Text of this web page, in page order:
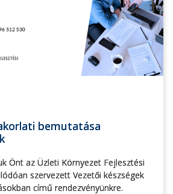
bemutatása
Önt az Üzleti Környezet Fejlesztési
szervezett Vezetői készségek
című rendezvényünkre.